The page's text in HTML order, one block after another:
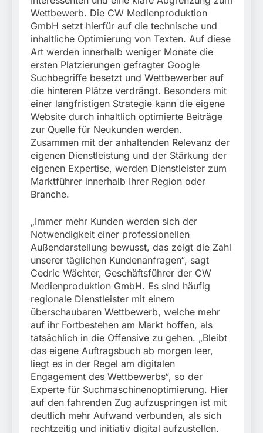
Wettbewerb. Die CW Medienproduktion
GmbH setzt hierfür auf die technische und
inhaltliche Optimierung von Texten. Auf diese
Art werden innerhalb weniger Monate die
ersten Platzierungen gefragter Google
Suchbegriffe besetzt und Wettbewerber auf
die hinteren Plätze verdrängt. Besonders mit
einer langfristigen Strategie kann die eigene
Website durch inhaltlich optimierte Beiträge
zur Quelle für Neukunden werden.
Zusammen mit der anhaltenden Relevanz der
eigenen Dienstleistung und der Stärkung der
eigenen Expertise, werden Dienstleister zum
Marktführer innerhalb Ihrer Region oder
Branche.
„Immer mehr Kunden werden sich der
Notwendigkeit einer professionellen
Außendarstellung bewusst, das zeigt die Zahl
unserer täglichen Kundenanfragen“, sagt
Cedric Wächter, Geschäftsführer der CW
Medienproduktion GmbH. Es sind häufig
regionale Dienstleister mit einem
überschaubaren Wettbewerb, welche mehr
auf ihr Fortbestehen am Markt hoffen, als
tatsächlich in die Offensive zu gehen. „Bleibt
das eigene Auftragsbuch ab morgen leer,
liegt es in der Regel am digitalen
Engagement des Wettbewerbs“, so der
Experte für Suchmaschinenoptimierung. Hier
auf den fahrenden Zug aufzuspringen ist mit
deutlich mehr Aufwand verbunden, als sich
rechtzeitig und initiativ digital aufzustellen.